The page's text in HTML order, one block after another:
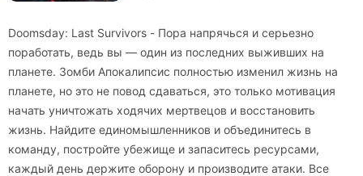
Doomsday: Last Survivors - Пора напрячься и серьезно
поработать, ведь вы — один из последних выживших на
планете. Зомби Апокалипсис полностью изменил жизнь на
планете, но это не повод сдаваться, это только мотивация
начать уничтожать ходячих мертвецов и восстановить
жизнь. Найдите единомышленников и объединитесь в
команду, постройте убежище и запаситесь ресурсами,
каждый день держите оборону и производите атаки. Все